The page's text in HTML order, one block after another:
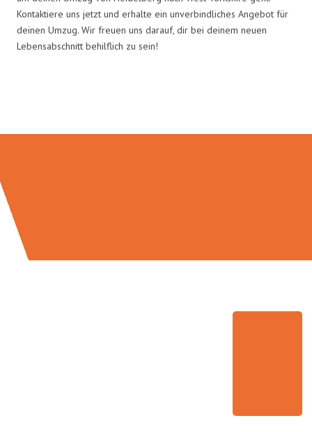
Kontaktiere uns jetzt und erhalte ein unverbindliches Angebot für
deinen Umzug. Wir freuen uns darauf, dir bei deinem neuen
Lebensabschnitt behilflich zu sein!